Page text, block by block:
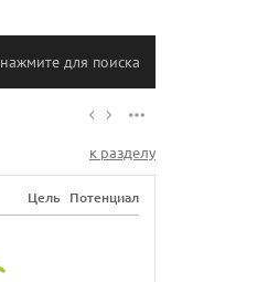
нажмите для поиска
к разделу
Цель Потенциал